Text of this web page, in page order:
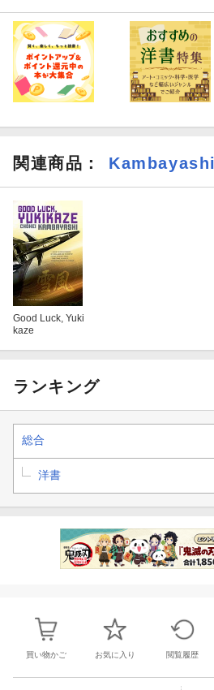
関連商品 ：
Good Luck, Yuki
kaze
ランキング
総合
洋書
買い物かご お気に入り 閲覧履歴